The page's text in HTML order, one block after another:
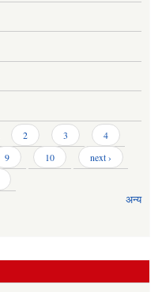
2 3
4
9 10
next ›
अन्य